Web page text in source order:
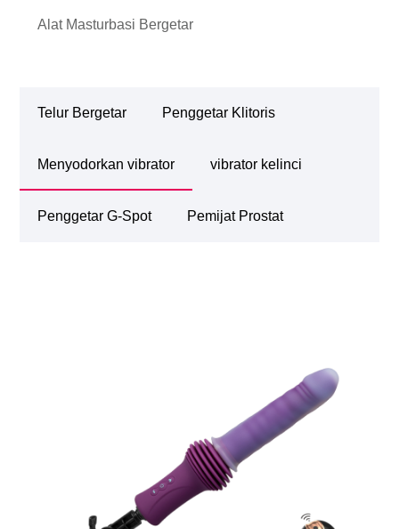
Alat Masturbasi Bergetar
Telur Bergetar Penggetar Klitoris
Menyodorkan vibrator vibrator kelinci
Penggetar G-Spot Pemijat Prostat